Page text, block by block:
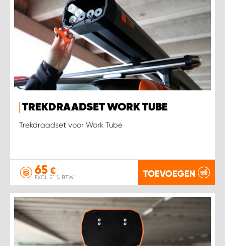
TREKDRAADSET WORK TUBE
Trekdraadset voor Work Tube
65 €
EXCL. 21 % BTW TOEVOEGEN